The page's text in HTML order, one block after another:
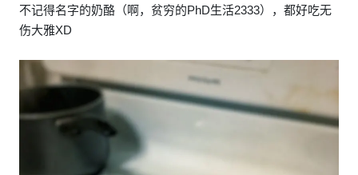
不记得名字的奶酪（啊，贫穷的PhD生活2333），都好吃无
伤大雅XD